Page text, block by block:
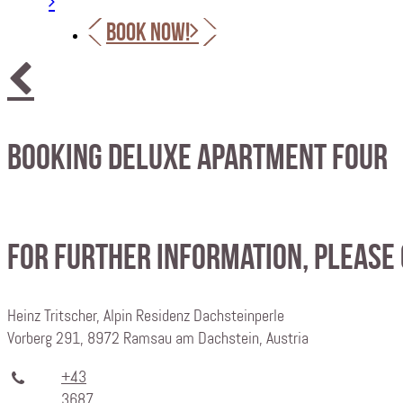
BOOK NOW!
Booking Deluxe Apartment Four
For further information,
Heinz Tritscher, Alpin Residenz Dachsteinperle
Vorberg 291, 8972 Ramsau am Dachstein, Austria
+43